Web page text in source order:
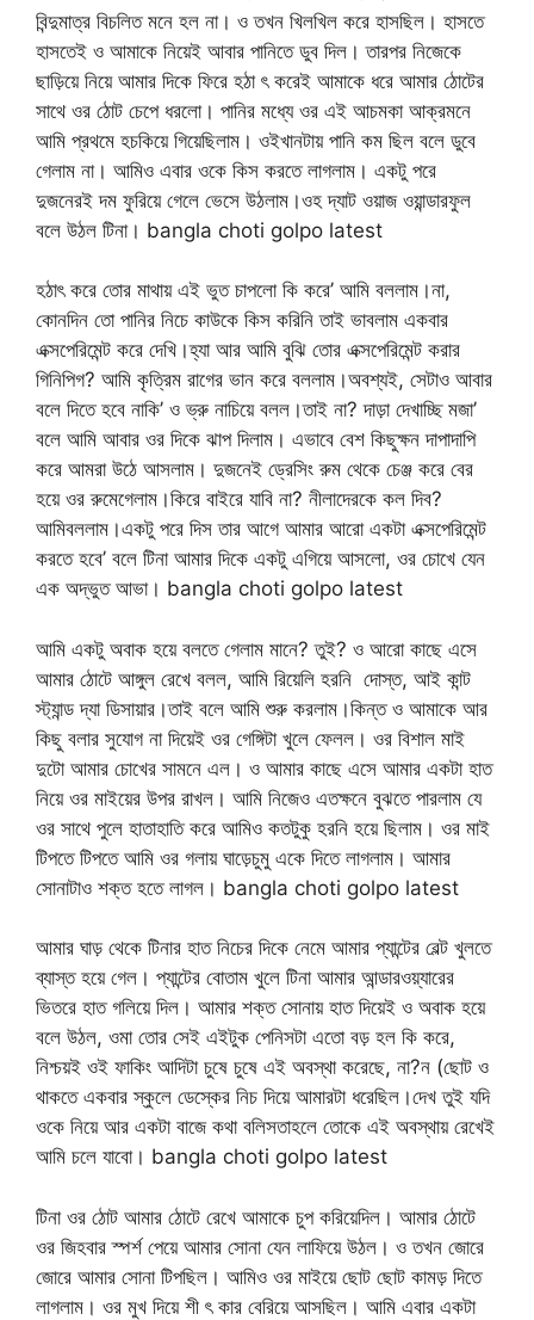
বিন্দুমাত্র বিচলিত মনে হল না। ও তখন খিলখিল করে হাসছিল। হাসতে
হাসতেই ও আমাকে নিয়েই আবার পানিতে ডুব দিল। তারপর নিজেকে
ছাড়িয়ে নিয়ে আমার দিকে ফিরে হঠা ৎ করেই আমাকে ধরে আমার ঠোটের
সাথে ওর ঠোট চেপে ধরলো। পানির মধ্যে ওর এই আচমকা আক্রমনে
আমি প্রথমে হচকিয়ে গিয়েছিলাম। ওইখানটায় পানি কম ছিল বলে ডুবে
গেলাম না। আমিও এবার ওকে কিস করতে লাগলাম। একটু পরে
দুজনেরই দম ফুরিয়ে গেলে ভেসে উঠলাম।ওহ দ্যাট ওয়াজ ওয়ান্ডারফুল
বলে উঠল টিনা। bangla choti golpo latest
হঠাৎ করে তোর মাথায় এই ভুত চাপলো কি করে’ আমি বললাম।না,
কোনদিন তো পানির নিচে কাউকে কিস করিনি তাই ভাবলাম একবার
এক্সপেরিমেন্ট করে দেখি।হ্যা আর আমি বুঝি তোর এক্সপেরিমেন্ট করার
গিনিপিগ? আমি কৃত্রিম রাগের ভান করে বললাম।অবশ্যই, সেটাও আবার
বলে দিতে হবে নাকি’ ও ভ্রু নাচিয়ে বলল।তাই না? দাড়া দেখাচ্ছি মজা’
বলে আমি আবার ওর দিকে ঝাপ দিলাম। এভাবে বেশ কিছুক্ষন দাপাদাপি
করে আমরা উঠে আসলাম। দুজনেই ড্রেসিং রুম থেকে চেঞ্জ করে বের
হয়ে ওর রুমেগেলাম।কিরে বাইরে যাবি না? নীলাদেরকে কল দিব?
আমিবললাম।একটু পরে দিস তার আগে আমার আরো একটা এক্সপেরিমেন্ট
করতে হবে’ বলে টিনা আমার দিকে একটু এগিয়ে আসলো, ওর চোখে যেন
এক অদ্ভুত আভা। bangla choti golpo latest
আমি একটু অবাক হয়ে বলতে গেলাম মানে? তুই? ও আরো কাছে এসে
আমার ঠোটে আঙ্গুল রেখে বলল, আমি রিয়েলি হরনি দোস্ত, আই কান্ট
স্ট্যান্ড দ্যা ডিসায়ার।তাই বলে আমি শুরু করলাম।কিন্ত ও আমাকে আর
কিছু বলার সুযোগ না দিয়েই ওর গেঙ্গিটা খুলে ফেলল। ওর বিশাল মাই
দুটো আমার চোখের সামনে এল। ও আমার কাছে এসে আমার একটা হাত
নিয়ে ওর মাইয়ের উপর রাখল। আমি নিজেও এতক্ষনে বুঝতে পারলাম যে
ওর সাথে পুলে হাতাহাতি করে আমিও কতটুকু হরনি হয়ে ছিলাম। ওর মাই
টিপতে টিপতে আমি ওর গলায় ঘাড়েচুমু একে দিতে লাগলাম। আমার
সোনাটাও শক্ত হতে লাগল। bangla choti golpo latest
আমার ঘাড় থেকে টিনার হাত নিচের দিকে নেমে আমার প্যান্টের বেল্ট খুলতে
ব্যাস্ত হয়ে গেল। প্যান্টের বোতাম খুলে টিনা আমার আন্ডারওয়্যারের
ভিতরে হাত গলিয়ে দিল। আমার শক্ত সোনায় হাত দিয়েই ও অবাক হয়ে
বলে উঠল, ওমা তোর সেই এইটুক পেনিসটা এতো বড় হল কি করে,
নিশ্চয়ই ওই ফাকিং আদিটা চুষে চুষে এই অবস্থা করেছে, না?ন (ছোট ও
থাকতে একবার স্কুলে ডেস্কের নিচ দিয়ে আমারটা ধরেছিল।দেখ তুই যদি
ওকে নিয়ে আর একটা বাজে কথা বলিসতাহলে তোকে এই অবস্থায় রেখেই
আমি চলে যাবো। bangla choti golpo latest
টিনা ওর ঠোট আমার ঠোটে রেখে আমাকে চুপ করিয়েদিল। আমার ঠোটে
ওর জিহবার স্পর্শ পেয়ে আমার সোনা যেন লাফিয়ে উঠল। ও তখন জোরে
জোরে আমার সোনা টিপছিল। আমিও ওর মাইয়ে ছোট ছোট কামড় দিতে
লাগলাম। ওর মুখ দিয়ে শী ৎ কার বেরিয়ে আসছিল। আমি এবার একটা